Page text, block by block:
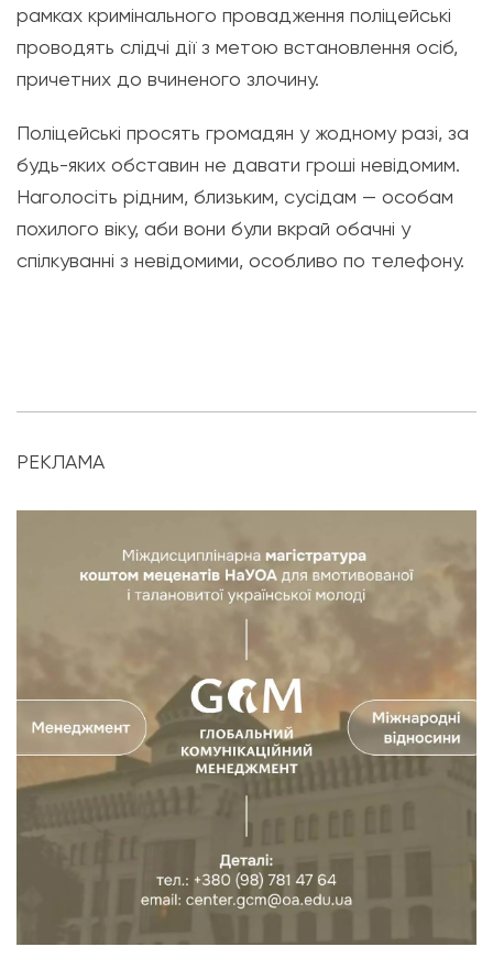
рамках кримінального провадження поліцейські
проводять слідчі дії з метою встановлення осіб,
причетних до вчиненого злочину.
Поліцейські просять громадян у жодному разі, за
будь-яких обставин не давати гроші невідомим.
Наголосіть рідним, близьким, сусідам — особам
похилого віку, аби вони були вкрай обачні у
спілкуванні з невідомими, особливо по телефону.
РЕКЛАМА